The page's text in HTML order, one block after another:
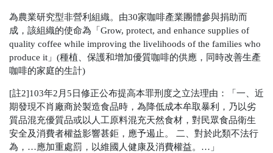
為農業研究型非營利組織。由30家咖啡產業團體參與捐助而
成，該組織的使命為「Grow, protect, and enhance supplies of
quality coffee while improving the livelihoods of the families who
produce it」(種植、保護和增加優質咖啡的供應，同時改善生產
咖啡的家庭的生計)
[註2]103年2月5日修正公布提高本罪刑度之立法理由：「一、近
期發現不肖廠商於製造食品時，為降低成本牟取暴利，乃以劣
質品混充優質品或以人工原料混充天然食材，對民眾食品衛生
安全及消費者權益影響甚鉅，應予遏止。 二、對於此類不法行
為，…應加重處罰，以維國人健康及消費權益。…」